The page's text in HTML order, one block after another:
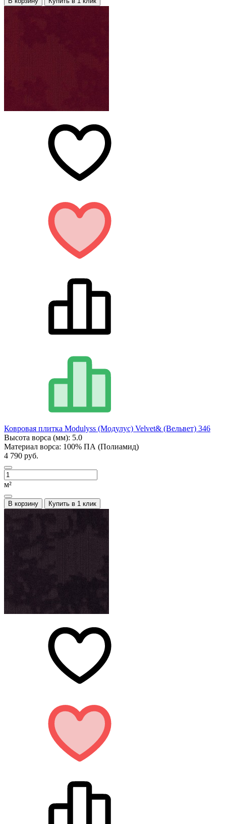
Ковровая плитка Modulyss (Модулус) Velvet& (Вельвет) 346
Высота ворса (мм): 5.0
Материал ворса: 100% ПА (Полиамид)
4 790 руб.
м²
В корзину Купить в 1 клик